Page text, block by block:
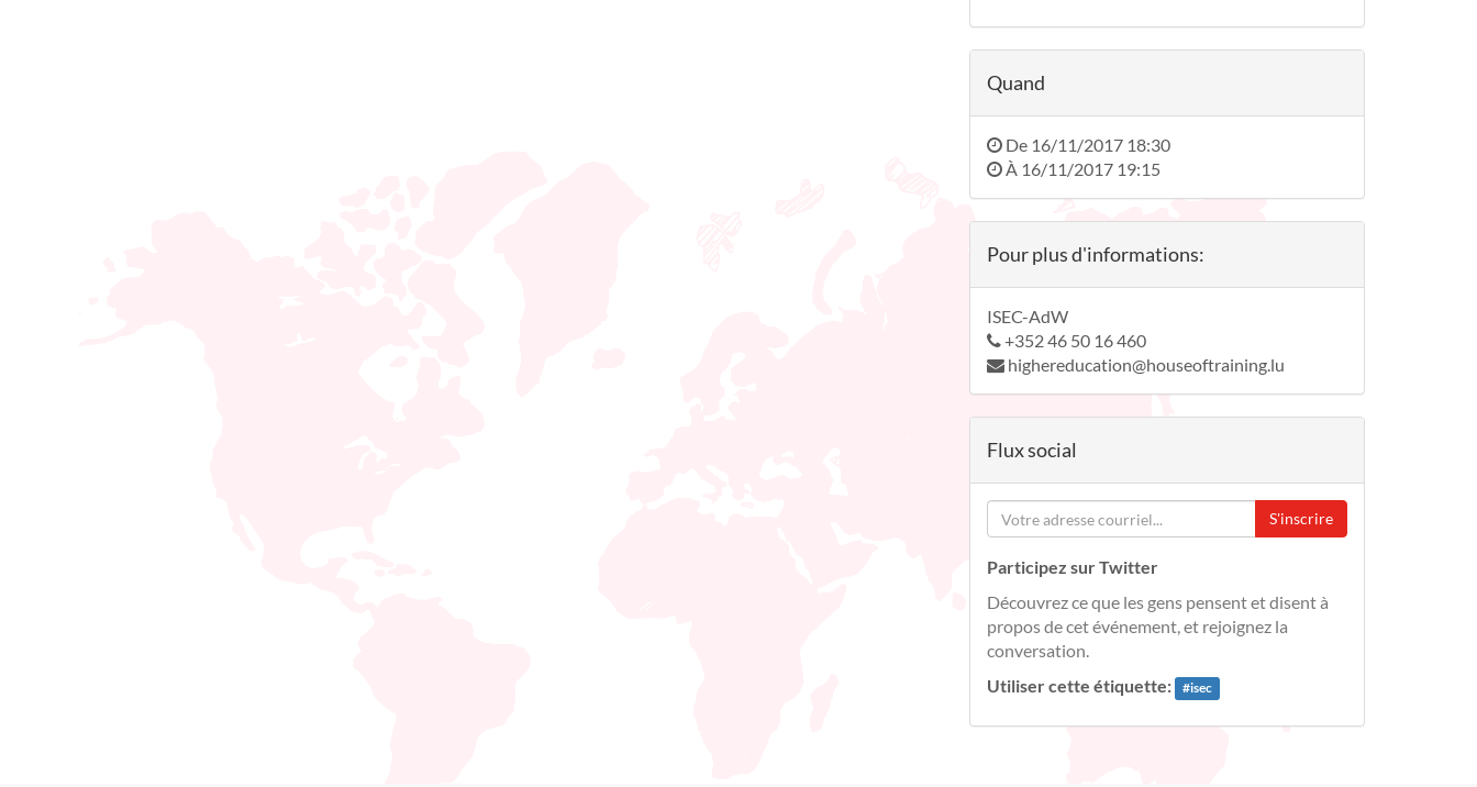
Quand
De 16/11/2017 18:30
À 16/11/2017 19:15
Pour plus d'informations:
ISEC-AdW
+352 46 50 16 460
highereducation@houseoftraining.lu
Flux social
S'inscrire
Participez sur Twitter
Découvrez ce que les gens pensent et disent à
propos de cet événement, et rejoignez la
conversation.
Utiliser cette étiquette:
#isec